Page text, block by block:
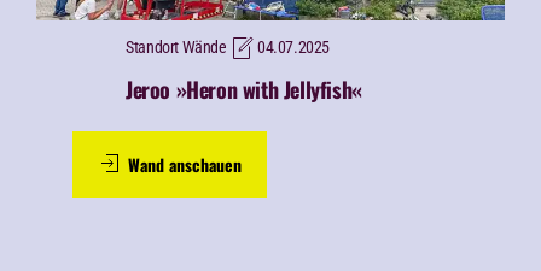
Standort Wände 04.07.2025
Jeroo »Heron with Jellyfish«
Wand anschauen